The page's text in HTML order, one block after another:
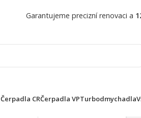
Garantujeme precizní renovaci a
Čerpadla CRČerpadla VPTurbodmychadla